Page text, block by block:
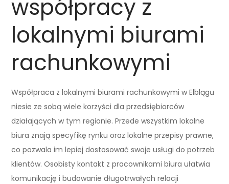
współpracy z
lokalnymi biurami
rachunkowymi
Współpraca z lokalnymi biurami rachunkowymi w Elblągu
niesie ze sobą wiele korzyści dla przedsiębiorców
działających w tym regionie. Przede wszystkim lokalne
biura znają specyfikę rynku oraz lokalne przepisy prawne,
co pozwala im lepiej dostosować swoje usługi do potrzeb
klientów. Osobisty kontakt z pracownikami biura ułatwia
komunikację i budowanie długotrwałych relacji